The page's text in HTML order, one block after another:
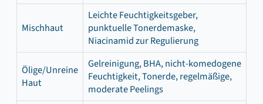
Mischhaut
Leichte Feuchtigkeitsgeber,
punktuelle Tonerdemaske,
Niacinamid zur Regulierung
Ölige/Unreine
Haut
Gelreinigung, BHA, nicht-komedogene
Feuchtigkeit, Tonerde, regelmäßige,
moderate Peelings